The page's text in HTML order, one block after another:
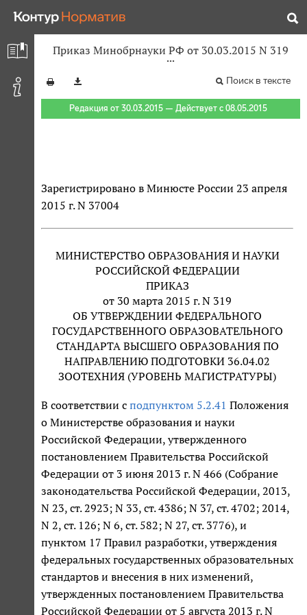
Приказ Минобрнауки РФ от 30.03.2015 N 319
Поиск в тексте
Редакция от 30.03.2015 — Действует с 08.05.2015
Зарегистрировано в Минюсте России 23 апреля
2015 г. N 37004
МИНИСТЕРСТВО ОБРАЗОВАНИЯ И НАУКИ
РОССИЙСКОЙ ФЕДЕРАЦИИ
ПРИКАЗ
от 30 марта 2015 г. N 319
ОБ УТВЕРЖДЕНИИ ФЕДЕРАЛЬНОГО
ГОСУДАРСТВЕННОГО ОБРАЗОВАТЕЛЬНОГО
СТАНДАРТА ВЫСШЕГО ОБРАЗОВАНИЯ ПО
НАПРАВЛЕНИЮ ПОДГОТОВКИ 36.04.02
ЗООТЕХНИЯ (УРОВЕНЬ МАГИСТРАТУРЫ)
В соответствии с подпунктом 5.2.41 Положения
о Министерстве образования и науки
Российской Федерации, утвержденного
постановлением Правительства Российской
Федерации от 3 июня 2013 г. N 466 (Собрание
законодательства Российской Федерации, 2013,
N 23, ст. 2923; N 33, ст. 4386; N 37, ст. 4702; 2014,
N 2, ст. 126; N 6, ст. 582; N 27, ст. 3776), и
пунктом 17 Правил разработки, утверждения
федеральных государственных образовательных
стандартов и внесения в них изменений,
утвержденных постановлением Правительства
Российской Федерации от 5 августа 2013 г. N